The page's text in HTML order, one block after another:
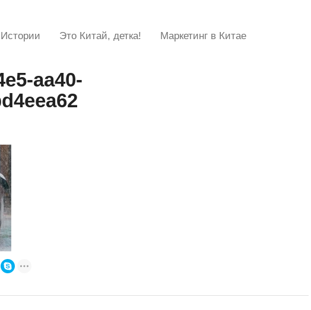
Истории Это Китай, детка! Маркетинг в Китае
aa40-